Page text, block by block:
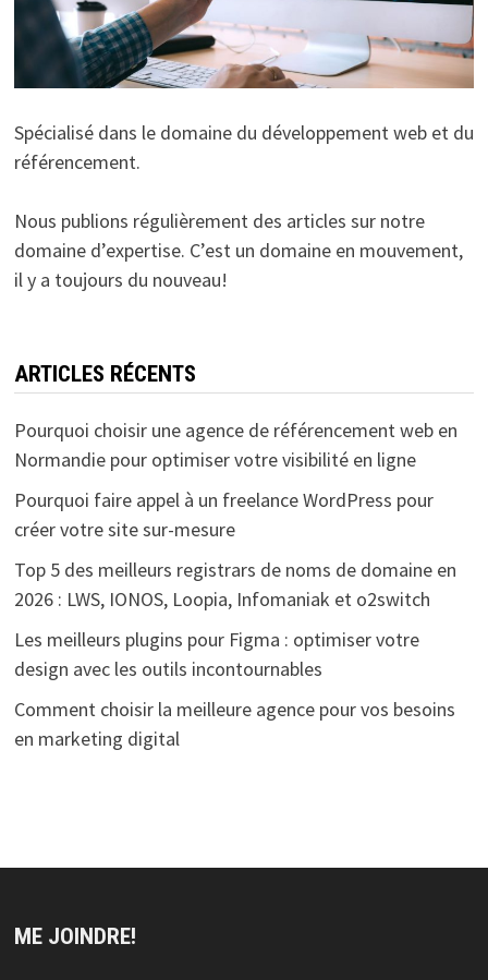
Spécialisé dans le domaine du développement web et du
référencement.
Nous publions régulièrement des articles sur notre
domaine d’expertise. C’est un domaine en mouvement,
il y a toujours du nouveau!
ARTICLES RÉCENTS
Pourquoi choisir une agence de référencement web en
Normandie pour optimiser votre visibilité en ligne
Pourquoi faire appel à un freelance WordPress pour
créer votre site sur-mesure
Top 5 des meilleurs registrars de noms de domaine en
2026 : LWS, IONOS, Loopia, Infomaniak et o2switch
Les meilleurs plugins pour Figma : optimiser votre
design avec les outils incontournables
Comment choisir la meilleure agence pour vos besoins
en marketing digital
ME JOINDRE!